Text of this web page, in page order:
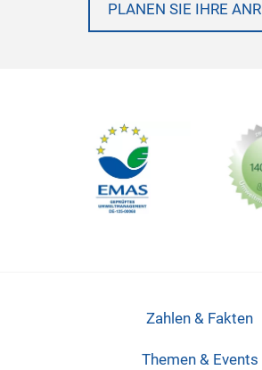
PLANEN SIE IHRE
Zahlen & Fakten
Themen & Events